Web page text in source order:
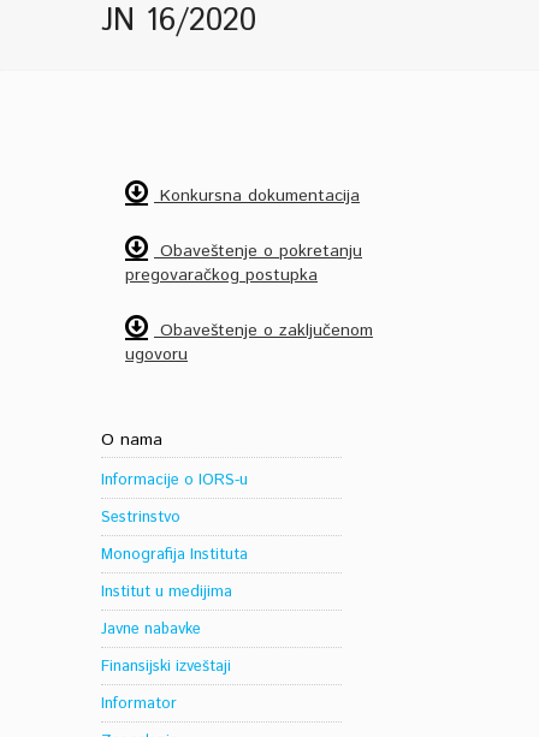
JN 16/2020
Konkursna dokumentacija
Obaveštenje o pokretanju
pregovaračkog postupka
Obaveštenje o zaključenom
ugovoru
O nama
Informacije o IORS-u
Sestrinstvo
Monografija Instituta
Institut u medijima
Javne nabavke
Finansijski izveštaji
Informator